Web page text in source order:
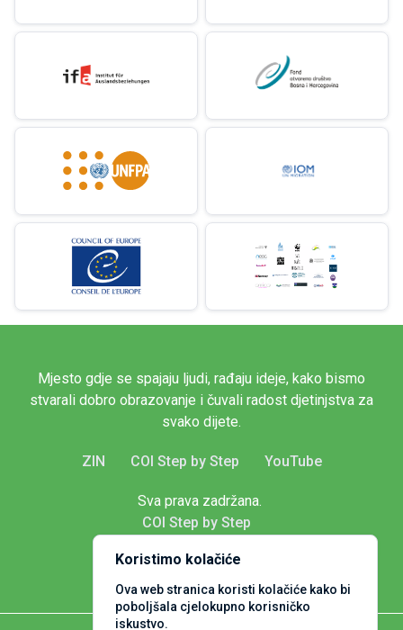
Koristimo kolačiće
Ova web stranica koristi kolačiće kako bi
poboljšala cjelokupno korisničko
iskustvo.
Mjesto gdje se spajaju ljudi, rađaju ideje, kako bismo
stvarali dobro obrazovanje i čuvali radost djetinjstva za
svako dijete.
ZIN COI Step by Step YouTube
Sva prava zadržana.
COI Step by Step